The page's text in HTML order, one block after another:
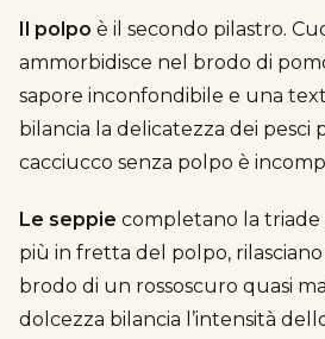
Il polpo è il secondo pilastro.
ammorbidisce nel brodo di
sapore inconfondibile e una
bilancia la delicatezza dei pesci
cacciucco senza polpo è
Le seppie completano la triade
più in fretta del polpo, rilasciano
brodo di un rossoscuro quasi
dolcezza bilancia l’intensità